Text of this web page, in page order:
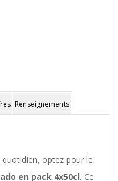
Renseignements
optez pour le
en pack 4x50cl. Ce